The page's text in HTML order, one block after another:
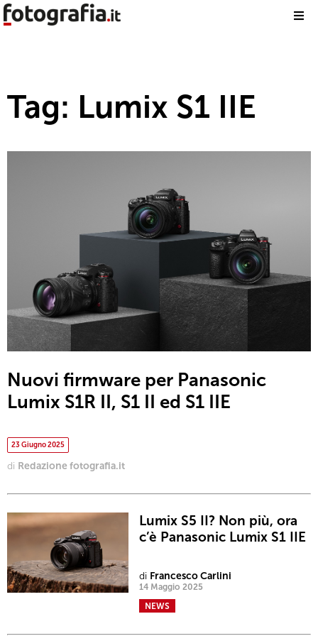
Tag: Lumix S1 IIE
Nuovi firmware per Panasonic
Lumix S1R II, S1 II ed S1 IIE
23 Giugno 2025
di Redazione fotografia.it
Lumix S5 II? Non più, ora
c’è Panasonic Lumix S1 IIE
di Francesco Carlini
14 Maggio 2025
NEWS